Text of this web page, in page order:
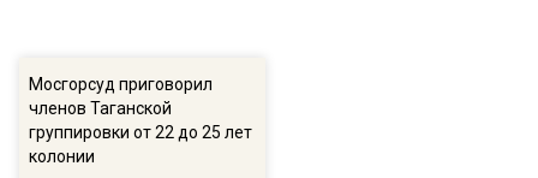
Мосгорсуд приговорил
членов Таганской
группировки от 22 до 25 лет
колонии